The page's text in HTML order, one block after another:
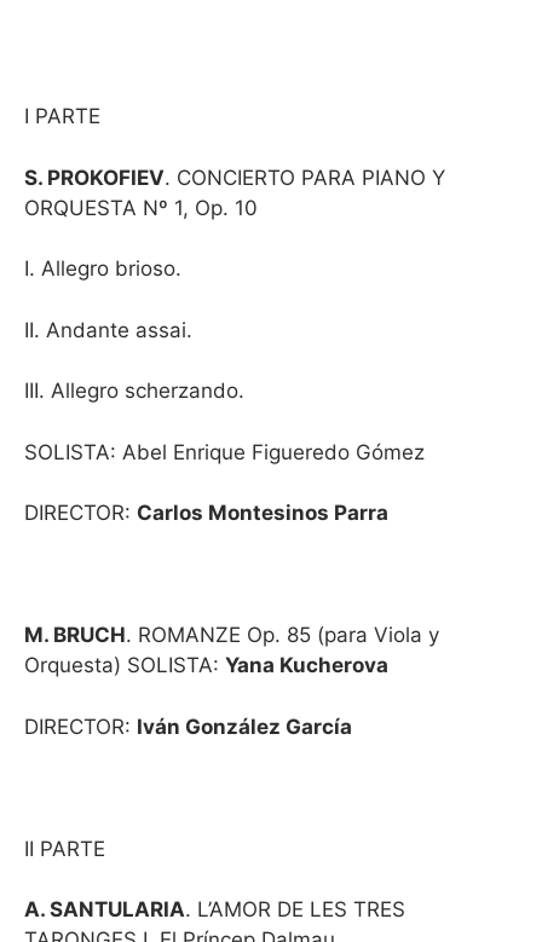
I PARTE
S. PROKOFIEV. CONCIERTO PARA PIANO Y
ORQUESTA Nº 1, Op. 10
I. Allegro brioso.
II. Andante assai.
III. Allegro scherzando.
SOLISTA: Abel Enrique Figueredo Gómez
DIRECTOR: Carlos Montesinos Parra
M. BRUCH. ROMANZE Op. 85 (para Viola y
Orquesta) SOLISTA: Yana Kucherova
DIRECTOR: Iván González García
II PARTE
A. SANTULARIA. L’AMOR DE LES TRES